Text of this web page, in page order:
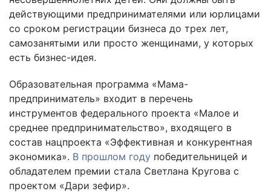
действующими предпринимателями или юрлицами
со сроком регистрации бизнеса до трех лет,
самозанятыми или просто женщинами, у которых
есть бизнес-идея.
Образовательная программа «Мама-
предприниматель» входит в перечень
инструментов федерального проекта «Малое и
среднее предпринимательство», входящего в
состав нацпроекта «Эффективная и конкурентная
экономика». В прошлом году победительницей и
обладателем премии стала Светлана Кругова с
проектом «Дари зефир».